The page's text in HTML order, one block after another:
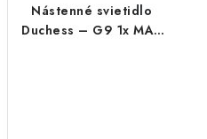
Nástenné svietidlo
Duchess – G9 1x MAX